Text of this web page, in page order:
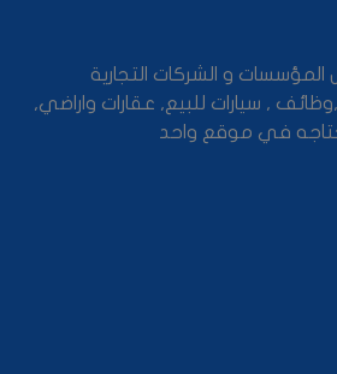
و الشركات التجارية
, سيارات للبيع, عقارات واراضي,
في موقع واحد